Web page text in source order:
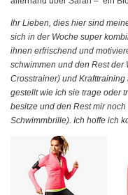
Ihr Lieben, dies hier sind
sich in der Woche super
ihnen erfrischend und
schwimmen und den Rest der
Crosstrainer) und
gestellt wie ich sie trage oder
besitze und den Rest mir
Schwimmbrille). Ich hoffe ich